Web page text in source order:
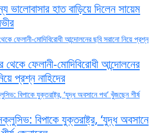
ভালোবাসার হাত বাড়িয়ে দিলেন সায়েম
ফেলানী-মোদিবিরোধী আন্দোলনের
প্রশ্ন নাহিদের
বিপাকে যুক্তরাষ্ট্র, ‘যুদ্ধ অবসানে